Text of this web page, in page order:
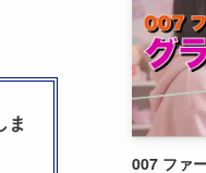
ま
007 ファ